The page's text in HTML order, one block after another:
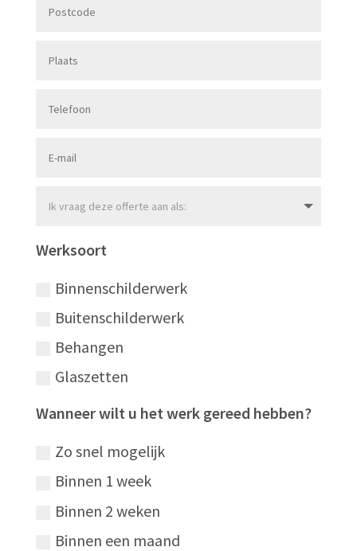
Werksoort
Binnenschilderwerk
Buitenschilderwerk
Behangen
Glaszetten
Wanneer wilt u het werk gereed hebben?
Zo snel mogelijk
Binnen 1 week
Binnen 2 weken
Binnen een maand